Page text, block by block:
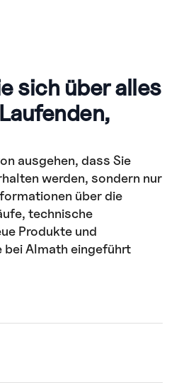
sich über alles
ausgehen, dass Sie
werden, sondern nur
über die
technische
Produkte und
bei Almath eingeführt